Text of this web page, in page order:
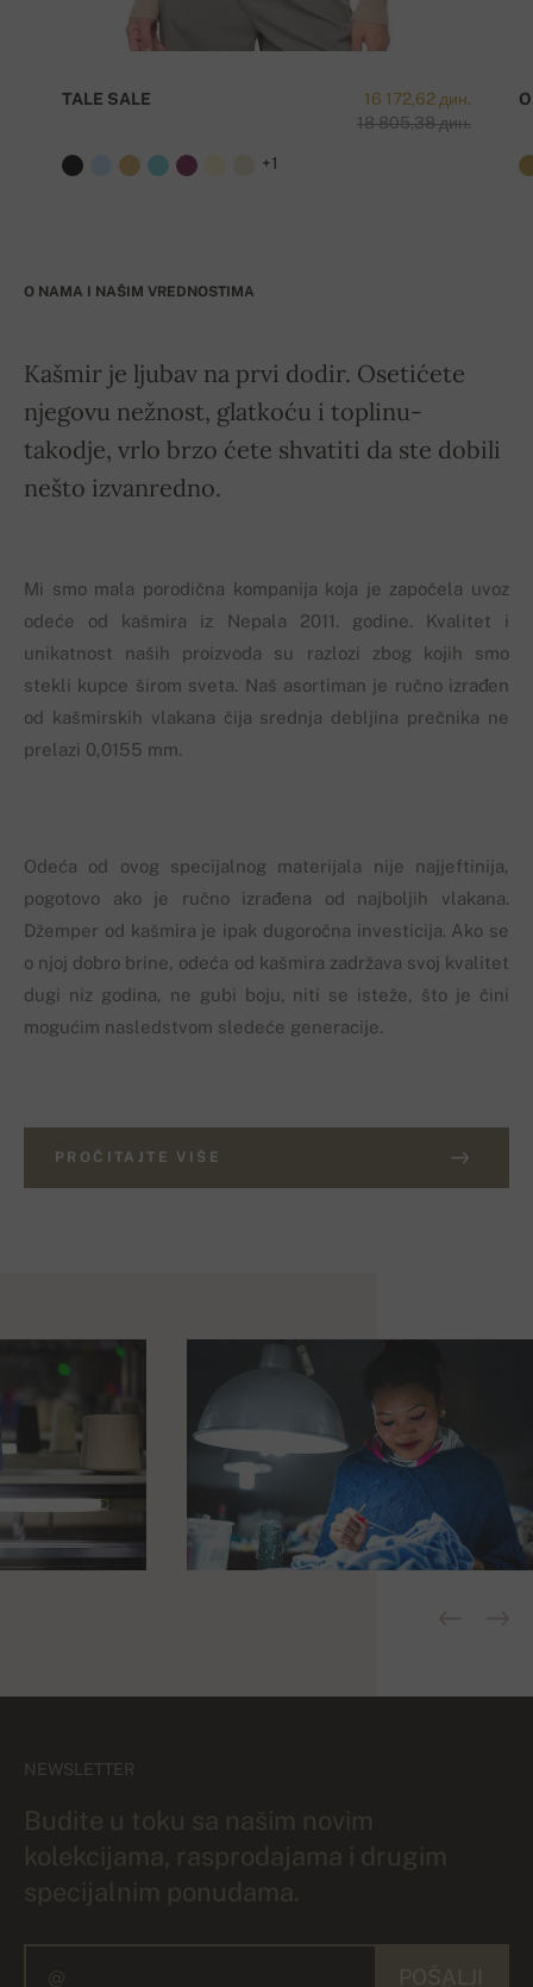
16 172,62 дин.
18 805,38 дин.
TALE SALE
+1
O NAMA I NAŠIM VREDNOSTIMA
Kašmir je ljubav na prvi dodir. Osetićete
njegovu nežnost, glatkoću i toplinu-
takodje, vrlo brzo ćete shvatiti da ste dobili
nešto izvanredno.
Mi smo mala porodična kompanija koja je započela uvoz
odeće od kašmira iz Nepala 2011. godine. Kvalitet i
unikatnost naših proizvoda su razlozi zbog kojih smo
stekli kupce širom sveta. Naš asortiman je ručno izrađen
od kašmirskih vlakana čija srednja debljina prečnika ne
prelazi 0,0155 mm.
Odeća od ovog specijalnog materijala nije najjeftinija,
pogotovo ako je ručno izrađena od najboljih vlakana.
Džemper od kašmira je ipak dugoročna investicija. Ako se
o njoj dobro brine, odeća od kašmira zadržava svoj kvalitet
dugi niz godina, ne gubi boju, niti se isteže, što je čini
mogućim nasledstvom sledeće generacije.
PROČITAJTE VIŠE
NEWSLETTER
Budite u toku sa našim novim
kolekcijama, rasprodajama i drugim
specijalnim ponudama.